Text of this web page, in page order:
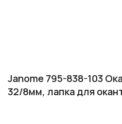
Janome 795-838-103
32/8мм, лапка для